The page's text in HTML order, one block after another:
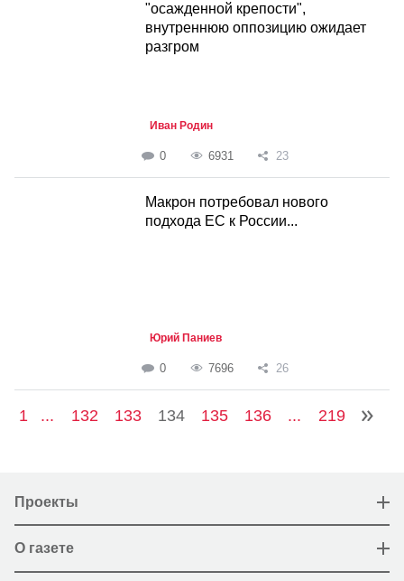
"осажденной крепости",
внутреннюю оппозицию ожидает
разгром
Иван Родин
0 6931 23
Макрон потребовал нового
подхода ЕС к России...
Юрий Паниев
0 7696 26
1 ... 132 133 134 135 136 ... 219
Проекты
О газете